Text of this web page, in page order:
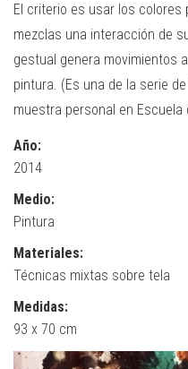
El criterio es usar los
mezclas una interacción de
gestual genera movimientos
pintura. (Es una de la serie
muestra personal en Escuela
Año:
2014
Medio:
Pintura
Materiales:
Técnicas mixtas sobre tela
Medidas:
93 x 70 cm